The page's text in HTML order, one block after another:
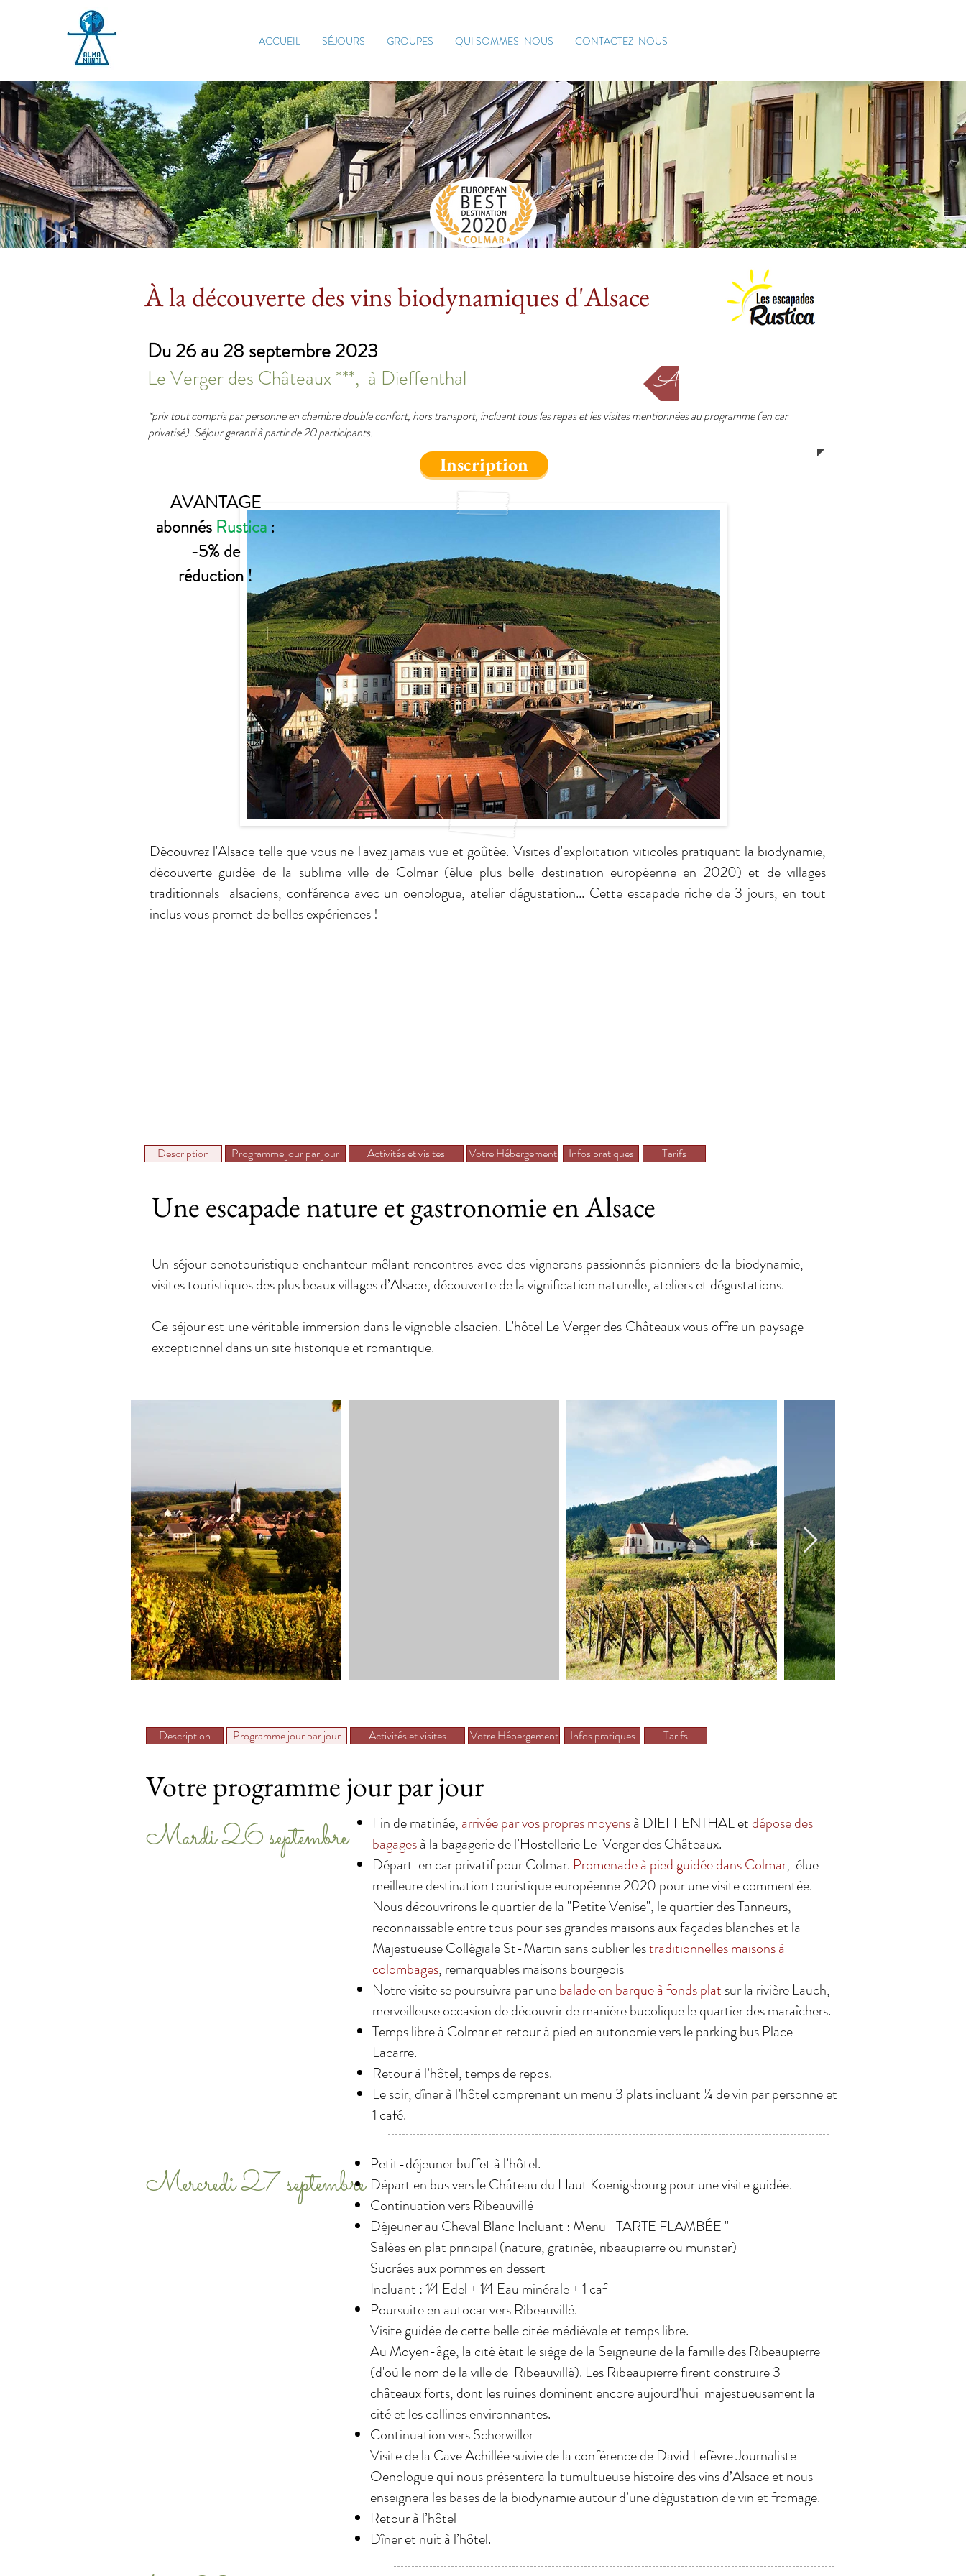
ACCUEIL SÉJOURS GROUPES QUI SOMMES-NOUS CONTACTEZ-NOUS
Du 26 au 28 septembre 2023
Le Verger des Châteaux ***, à Dieffenthal
A partir de 675 €
À la découverte des vins biodynamiques d'Alsace
*prix tout compris par personne en chambre double confort, hors transport, incluant tous les repas et les visites mentionnées au programme (en car
privatisé). Séjour garanti à partir de 20 participants.
AVANTAGE
abonnés Rustica :
-5% de
réduction !
Inscription
Découvrez l'Alsace telle que vous ne l'avez jamais vue et goûtée. Visites d'exploitation viticoles pratiquant la biodynamie,
découverte guidée de la sublime ville de Colmar (élue plus belle destination européenne en 2020) et de villages
traditionnels alsaciens, conférence avec un oenologue, atelier dégustation... Cette escapade riche de 3 jours, en tout
inclus vous promet de belles expériences !
Description Programme jour par jour Activités et visites Votre Hébergement Infos pratiques Tarifs
Une escapade nature et gastronomie en Alsace
Un séjour oenotouristique enchanteur mêlant rencontres avec des vignerons passionnés pionniers de la biodynamie,
visites touristiques des plus beaux villages d’Alsace, découverte de la vignification naturelle, ateliers et dégustations.
Ce séjour est une véritable immersion dans le vignoble alsacien. L'hôtel Le Verger des Châteaux vous offre un paysage
exceptionnel dans un site historique et romantique.
Description Programme jour par jour Activités et visites Votre Hébergement Infos pratiques Tarifs
Votre programme jour par jour
Mardi 26 septembre Fin de matinée, arrivée par vos propres moyensà DIEFFENTHAL et dépose des
bagagesà la bagagerie de l’Hostellerie Le Verger des Châteaux.
Départ en car privatif pour Colmar. Promenade à pied guidée dans Colmar, élue
meilleure destination touristique européenne 2020 pour une visite commentée.
Nous découvrirons le quartier de la "Petite Venise", le quartier des Tanneurs,
reconnaissable entre tous pour ses grandes maisons aux façades blanches et la
Majestueuse Collégiale St-Martin sans oublier lestraditionnelles maisons à
colombages, remarquables maisons bourgeois
Notre visite se poursuivra par unebalade en barque à fonds plat sur la rivière Lauch,
merveilleuse occasion de découvrir de manière bucolique le quartier des maraîchers.
Temps libre à Colmar et retour à pied en autonomie vers le parking bus Place
Lacarre.
Retour à l’hôtel, temps de repos.
Le soir, dîner à l’hôtel comprenant un menu 3 plats incluant ¼ de vin par personne et
1 café.
Mercredi 27 septembre
Petit-déjeuner buffet à l’hôtel.
Départ en bus vers le Château du Haut Koenigsbourg pour une visite guidée.
Continuation vers Ribeauvillé
Déjeuner au Cheval Blanc Incluant : Menu " TARTE FLAMBÉE "
Salées en plat principal (nature, gratinée, ribeaupierre ou munster)
Sucrées aux pommes en dessert
Incluant : 1⁄4 Edel + 1⁄4 Eau minérale + 1 caf
Poursuite en autocar vers Ribeauvillé.
Visite guidée de cette belle citée médiévale et temps libre.
Au Moyen-âge, la cité était le siège de la Seigneurie de la famille des Ribeaupierre
(d'où le nom de la ville de Ribeauvillé). Les Ribeaupierre firent construire 3
châteaux forts, dont les ruines dominent encore aujourd'hui majestueusement la
cité et les collines environnantes.
Continuation vers Scherwiller
Visite de la Cave Achillée suivie de la conférence de David Lefèvre Journaliste
Oenologue qui nous présentera la tumultueuse histoire des vins d’Alsace et nous
enseignera les bases de la biodynamie autour d’une dégustation de vin et fromage.
Retour à l’hôtel
Dîner et nuit à l’hôtel.